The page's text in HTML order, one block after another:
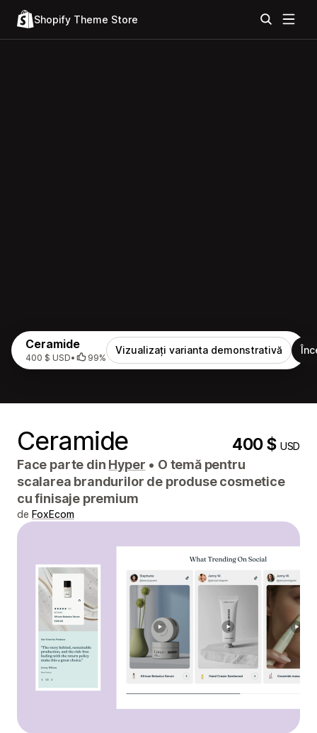
Shopify Theme Store
Ceramide
400 $ USD• 99%
Vizualizați varianta demonstrativă
Ceramide 400 $USD
Face parte din Hyper • O temă pentru
scalarea brandurilor de produse cosmetice
cu finisaje premium
de FoxEcom